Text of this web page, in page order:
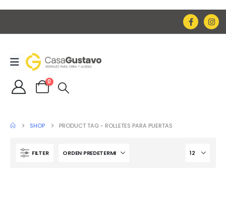
0
SHOP PRODUCT TAG - ROLLETES PARA PUERTAS
FILTER